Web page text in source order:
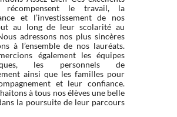
récompensent le travail, la
et l’investissement de nos
au long de leur scolarité au
adressons nos plus sincères
à l’ensemble de nos lauréats.
également les équipes
les personnels de
ainsi que les familles pour
et leur confiance.
à tous nos élèves une belle
la poursuite de leur parcours